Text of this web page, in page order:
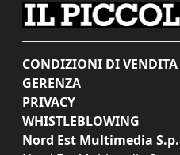
CONDIZIONI DI VENDITA
GERENZA
PRIVACY
WHISTLEBLOWING
Nord Est Multimedia